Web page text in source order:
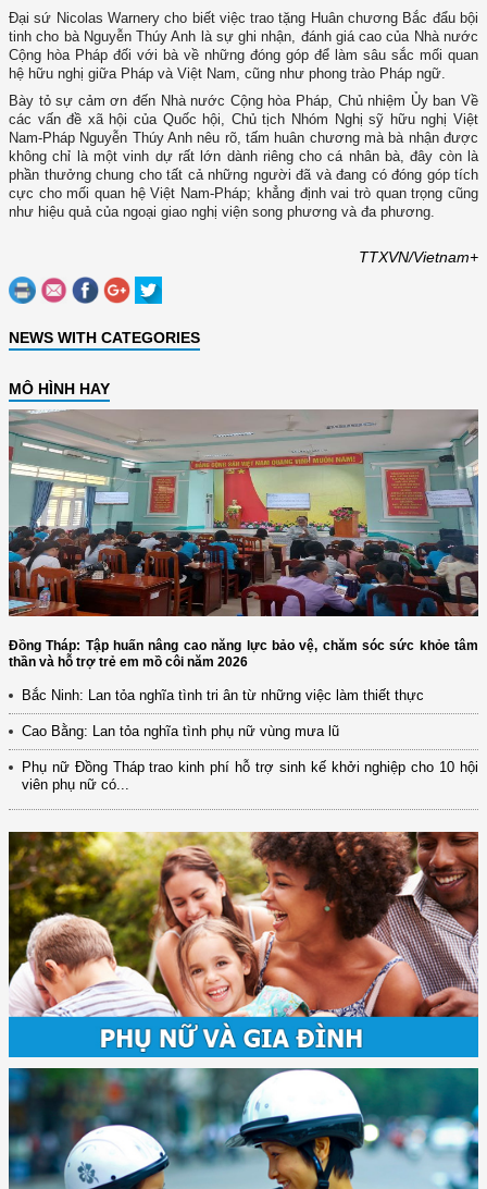
Đại sứ Nicolas Warnery cho biết việc trao tặng Huân chương Bắc đẩu bội
tinh cho bà Nguyễn Thúy Anh là sự ghi nhận, đánh giá cao của Nhà nước
Cộng hòa Pháp đối với bà về những đóng góp để làm sâu sắc mối quan
hệ hữu nghị giữa Pháp và Việt Nam, cũng như phong trào Pháp ngữ.
Bày tỏ sự cảm ơn đến Nhà nước Cộng hòa Pháp, Chủ nhiệm Ủy ban Về
các vấn đề xã hội của Quốc hội, Chủ tịch Nhóm Nghị sỹ hữu nghị Việt
Nam-Pháp Nguyễn Thúy Anh nêu rõ, tấm huân chương mà bà nhận được
không chỉ là một vinh dự rất lớn dành riêng cho cá nhân bà, đây còn là
phần thưởng chung cho tất cả những người đã và đang có đóng góp tích
cực cho mối quan hệ Việt Nam-Pháp; khẳng định vai trò quan trọng cũng
như hiệu quả của ngoại giao nghị viện song phương và đa phương.
TTXVN/Vietnam+
NEWS WITH CATEGORIES
MÔ HÌNH HAY
Đồng Tháp: Tập huấn nâng cao năng lực bảo vệ, chăm sóc sức khỏe tâm
thần và hỗ trợ trẻ em mồ côi năm 2026
Bắc Ninh: Lan tỏa nghĩa tình tri ân từ những việc làm thiết thực
Cao Bằng: Lan tỏa nghĩa tình phụ nữ vùng mưa lũ
Phụ nữ Đồng Tháp trao kinh phí hỗ trợ sinh kế khởi nghiệp cho 10 hội
viên phụ nữ có...